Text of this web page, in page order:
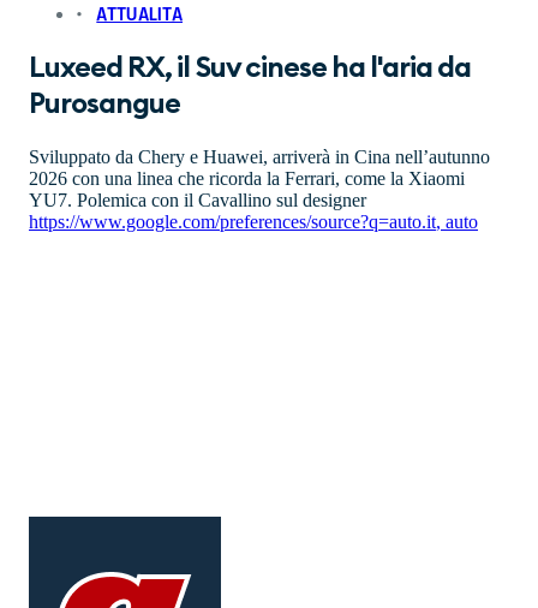
ATTUALITA
Luxeed RX, il Suv cinese ha l'aria da
Purosangue
Sviluppato da Chery e Huawei, arriverà in Cina nell’autunno
2026 con una linea che ricorda la Ferrari, come la Xiaomi
YU7. Polemica con il Cavallino sul designer
https://www.google.com/preferences/source?q=auto.it, auto